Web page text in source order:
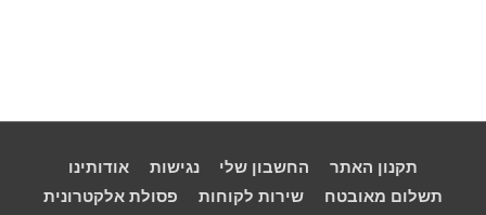
תקנון האתר החשבון שלי נגישות
אודותינו
תשלום מאובטח
שירות לקוחות פסולת אלקטרונית